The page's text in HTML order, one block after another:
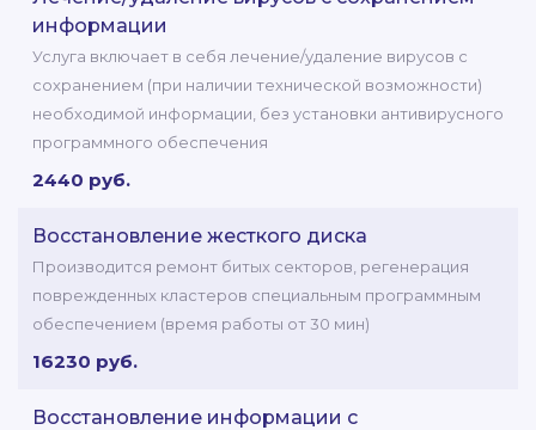
информации
Услуга включает в себя лечение/удаление вирусов с
сохранением (при наличии технической возможности)
необходимой информации, без установки антивирусного
программного обеспечения
2440 руб.
Восстановление жесткого диска
Производится ремонт битых секторов, регенерация
поврежденных кластеров специальным программным
обеспечением (время работы от 30 мин)
16230 руб.
Восстановление информации с